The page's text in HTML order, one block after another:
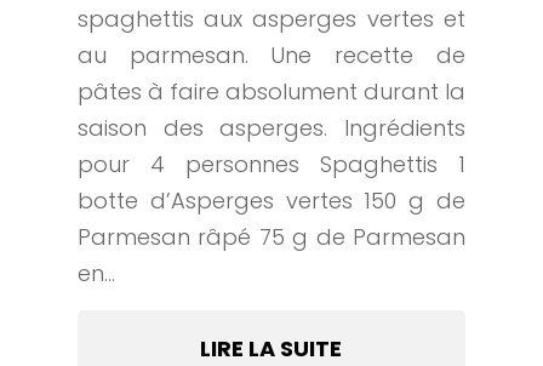
spaghettis aux asperges vertes et
au parmesan. Une recette de
pâtes à faire absolument durant la
saison des asperges. Ingrédients
pour 4 personnes Spaghettis 1
botte d’Asperges vertes 150 g de
Parmesan râpé 75 g de Parmesan
en...
LIRE LA SUITE